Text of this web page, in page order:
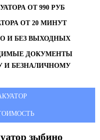
ОТ 990 РУБ
ОТ 20 МИНУТ
И БЕЗ ВЫХОДНЫХ
ДОКУМЕНТЫ
И БЕЗНАЛИЧНОМУ
зыбино